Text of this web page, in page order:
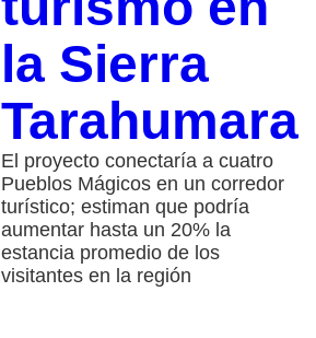
la Sierra
Tarahumara
El proyecto conectaría a cuatro
Pueblos Mágicos en un corredor
turístico; estiman que podría
aumentar hasta un 20% la
estancia promedio de los
visitantes en la región